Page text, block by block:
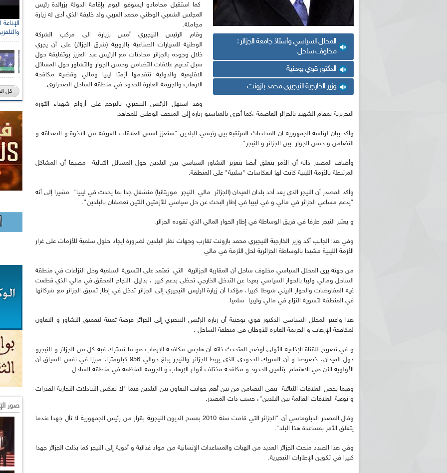
المحلل السياسي وأستاذ جامعة الجزائر :
مخلوف ساحل
الدكتور قوي بوحنية
وزير الخارجية النيجيري محمد بازونت
كما استقبل محامادو ايسوفو اليوم بإقامة الدولة بزرالدة رئيس
المجلس الشعبي الوطني محمد العربي ولد خليفة الذي أدى له زيارة
مجاملة.
وقام الرئيس النيجيري أمس بزيارة الى مركب الشركة
الوطنية للسيارات الصناعية بالرويبة (شرق الجزائر) على أن يجري
خلال وجوده بالجزائر محادثات مع الرئيس عبد العزيز بوتفليقة حول
سبل تدعيم علاقات التضامن وحسن الجوار والتشاور حول المسائل
الاقليمية والدولية تتقدمها أزمتا ليبيا ومالي وقضية مكافحة
الارهاب والجريمة العابرة للحدود في منطقة الساحل الصحراوي.
وقد استهل الرئيس النيجيري بالترحم على أرواح شهداء الثورة
التحريرية بمقام الشهيد بالجزائر العاصمة ،كما أجرى بالمناسبو زيارة إلى المتحف الوطني للمجاهد.
وأكد بيان لرئاسة الجمهورية ان المحادثاث المرتقبة بين رئيسي البلدين "ستعزز اسس العلاقات العريقة من الاخوة و الصداقة و
التضامن و حسن الجوار بين الجزائر و النيجر".
وأضاف المصدر ذاته أن الأمر يتعلق أيضا بتعزيز التشاور السياسي بين البلدين حول المسائل الثنائية مضيفا أن المشاكل
المرتبطة بالأزمة الليبية كانت لها انعكاسات "سلبية" على المنطقة.
وأكد المصدر أن النيجر الذي يعد أحد بلدان الميدان (الجزائر مالي النيجر موريتانيا) منشغل جدا بما يحدث في ليبيا" مشيرا إلى أنه
"يدعم مساعي الجزائر في مالي و في ليبيا في إطار البحث عن حل سياسي للأزمتين اللتين تعصفان بالبلدين".
و يعتبر النيجر طرفا في فريق الوساطة في إطار الحوار المالي الذي تقوده الجزائر.
وفي هذا الجانب أكد وزير الخارجية النيجيري محمد بازونت تقارب وجهات نظر البلدين لضرورة ايجاد حلول سلمية للأزمات على غرار
الأزمة الليبية مشيدا بالوساطة الجزائرية لحل الأزمة في مالي
من جهته يرى المحلل السياسي مخلوف ساحل أن المقاربة الجزائرية التي تعتمد على التسوية السلمية وحل النزاعات في منطقة
الساحل ومالي ولبيا بالحوار السياسي بعيدا عن التدخل الخارجي تحظى بدعم كبير ، بدليل النجاح المحقق في مالي الذي قطعت
غيه المفاوضات والحوار البيني شوطا كبيرا، مؤكدا أن زيارة الرئيس النيجيري إلى الجزائر تدخل في إطار تسيق الجزائر مع شركائها
في المنطقة لتسوية النزاع في مالي وليبيا سلميا.
هذا واعتبر المحلل السياسي الدكتور قوي بوحنية أن زيارة الرئيس النيجيري إلى الجزائر فرصة ثمينة لتعميق التشاور و التعاون
لمكافحة الإرهاب و الجريمة العابرة للأوطان في منطقة الساحل .
و في تصريح للقناة الإذاعية الأولى أوضح المتحدث ذاته أن هاجس مكافحة الإرهاب هو ما تشترك فيه كل من الجزائر و النيجرو
دول الميدان، خصوصا و أن الشريك الحدودي الذي يربط الجزائر والنيجر يبلغ حوالي 956 كيلومترا، مبرزا في نفس السياق أن
الأولوية الآن هي الاهتمام بتأمين الحدود و مكافحة مختلف أنواع الإرهاب و الجريمة المنظمة في منطقة الساحل.
وفيما يخص العلاقات الثنائية يبقى التضامن من بين أهم جوانب التعاون بين البلدين فيما "لا تعكس التبادلات التجارية القدرات
و نوعية العلاقات القائمة بين البلدين"، حسب ذات المصدر.
وقال المصدر الدبلوماسي أن "الجزائر التي قامت سنة 2010 بمسح الديون النيجرية بقرار من رئيس الجمهورية لا تأل جهدا عندما
يتعلق الأمر بمساعدة هذا البلد".
وفي هذا الصدد منحت الجزائر العديد من الهبات والمساعدات الإنسانية من مواد غذائية و أدوية إلى النيجر كما بذلت الجزائر جهدا
كبيرا في تكوين الإطارات النيجيرية.
كل
صور